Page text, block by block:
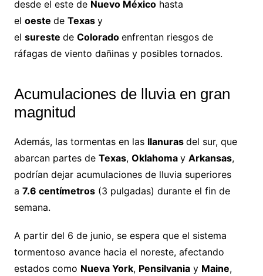
desde el este de Nuevo Méxicohasta
el oeste de Texas y
el sureste de Colorado enfrentan riesgos de
ráfagas de viento dañinas y posibles tornados.
Acumulaciones de lluvia en gran
magnitud
Además, las tormentas en las llanuras del sur, que
abarcan partes de Texas, Oklahoma y Arkansas,
podrían dejar acumulaciones de lluvia superiores
a 7.6 centímetros(3 pulgadas) durante el fin de
semana.
A partir del 6 de junio, se espera que el sistema
tormentoso avance hacia el noreste, afectando
estados como Nueva York, Pensilvaniay Maine,